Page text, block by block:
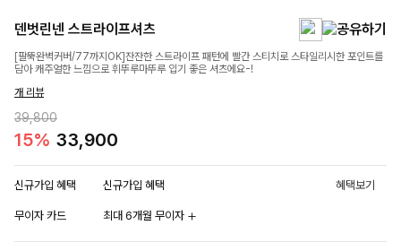
덴벗린넨 스트라이프셔츠
[팔뚝완벽커버/77까지OK]잔잔한 스트라이프 패턴에 빨간 스티치로 스타일리시한 포인트를
담아 캐주얼한 느낌으로 휘뚜루마뚜루 입기 좋은 셔츠에요-!
개 리뷰
39,800
15% 33,900
신규가입 혜택 신규가입 혜택 혜택보기
무이자 카드 최대 6개월 무이자